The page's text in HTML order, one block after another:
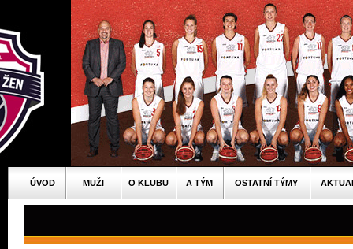
ÚVOD MUŽI O KLUBU A TÝM OSTATNÍ TÝMY